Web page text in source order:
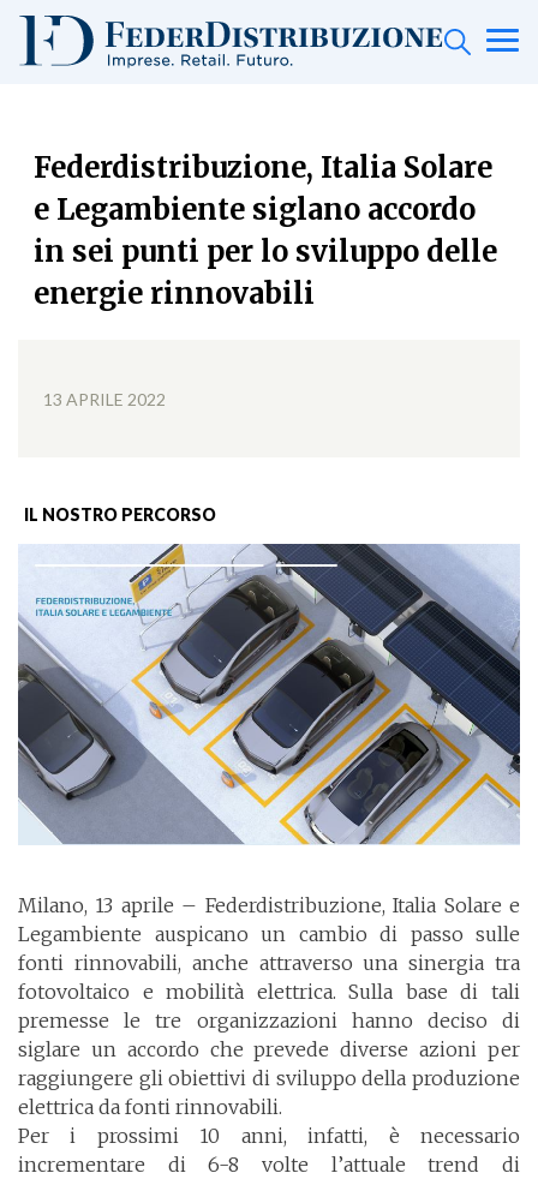
Federdistribuzione, Italia Solare
e Legambiente siglano accordo
in sei punti per lo sviluppo delle
energie rinnovabili
13 APRILE 2022
IL NOSTRO PERCORSO
Milano, 13 aprile – Federdistribuzione, Italia Solare e
Legambiente auspicano un cambio di passo sulle
fonti rinnovabili, anche attraverso una sinergia tra
fotovoltaico e mobilità elettrica. Sulla base di tali
premesse le tre organizzazioni hanno deciso di
siglare un accordo che prevede diverse azioni per
raggiungere gli obiettivi di sviluppo della produzione
elettrica da fonti rinnovabili.
Per i prossimi 10 anni, infatti, è necessario
incrementare di 6-8 volte l’attuale trend di